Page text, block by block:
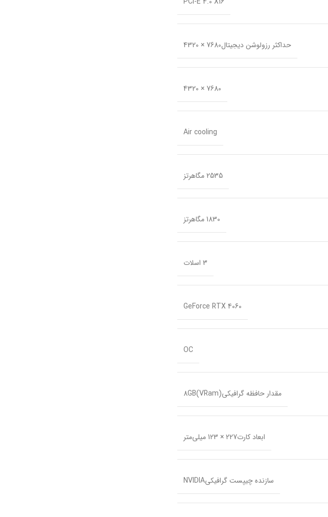
حداکثر رزولوشن دیجیتال7680 × 4320
7680 × 4320
Air cooling
2535 مگاهرتز
1830 مگاهرتز
3 اسلات
GeForce RTX 4060
OC
مقدار حافظه گرافیکی(VRam)8GB
ابعاد کارت227 × 123 میلی‌متر
سازنده چیپست گرافیکیNVIDIA